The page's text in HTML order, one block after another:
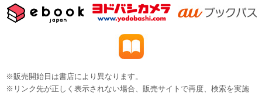
※販売開始日は書店により異なります。
※リンク先が正しく表示されない場合、販売サイトで再度、検索を実施